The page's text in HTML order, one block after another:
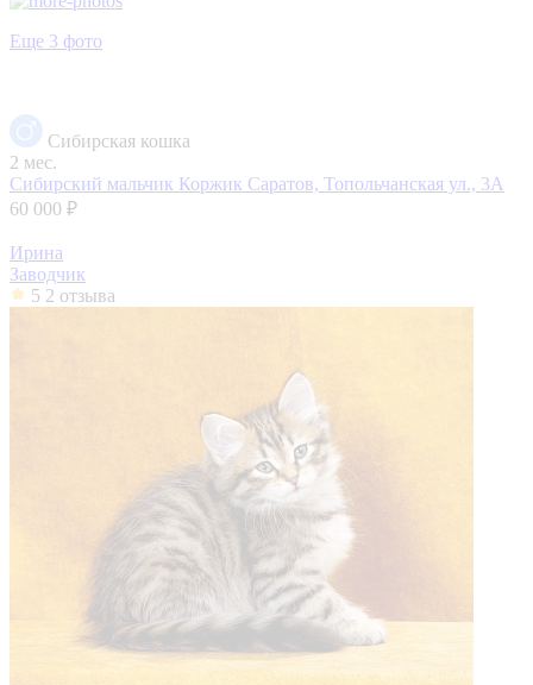
Еще 3 фото
Сибирская кошка
2 мес.
Сибирский мальчик Коржик Саратов, Топольчанская ул., 3А
60 000 ₽
Ирина
Заводчик
5 2 отзыва